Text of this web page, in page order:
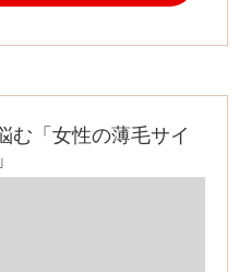
む「女性の薄毛サイ